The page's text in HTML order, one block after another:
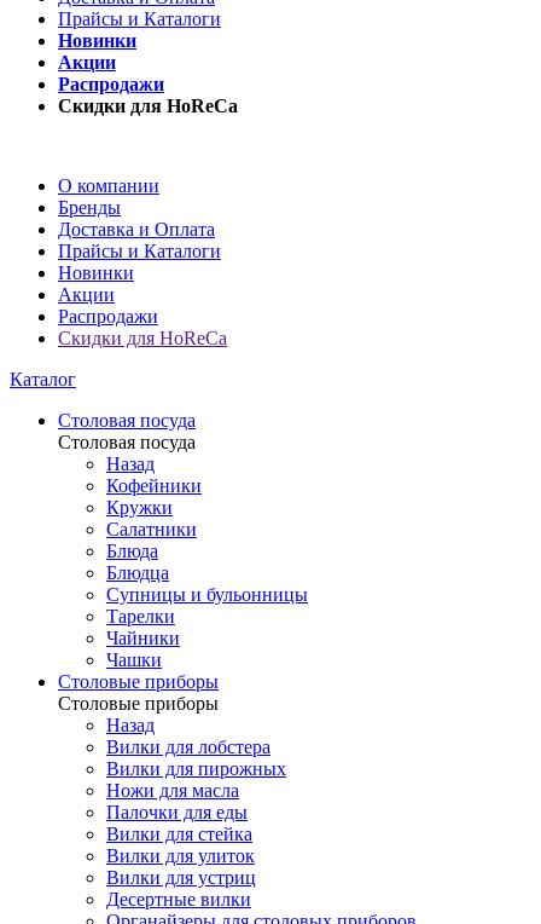
Прайсы и Каталоги
Новинки
Акции
Распродажи
Скидки для HoReCa
О компании
Бренды
Доставка и Оплата
Прайсы и Каталоги
Новинки
Акции
Распродажи
Скидки для HoReCa
Каталог
Столовая посуда
Столовая посуда
Назад
Кофейники
Кружки
Салатники
Блюда
Блюдца
Супницы и бульонницы
Тарелки
Чайники
Чашки
Cтоловые приборы
Cтоловые приборы
Назад
Вилки для лобстера
Вилки для пирожных
Ножи для масла
Палочки для еды
Вилки для стейка
Вилки для улиток
Вилки для устриц
Десертные вилки